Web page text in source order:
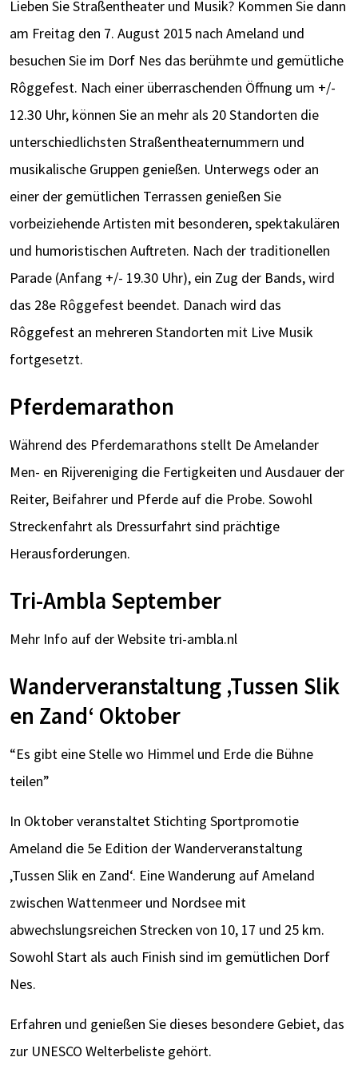
Lieben Sie Straßentheater und Musik? Kommen Sie dann
am Freitag den 7. August 2015 nach Ameland und
besuchen Sie im Dorf Nes das berühmte und gemütliche
Rôggefest. Nach einer überraschenden Öffnung um +/-
12.30 Uhr, können Sie an mehr als 20 Standorten die
unterschiedlichsten Straßentheaternummern und
musikalische Gruppen genießen. Unterwegs oder an
einer der gemütlichen Terrassen genießen Sie
vorbeiziehende Artisten mit besonderen, spektakulären
und humoristischen Auftreten. Nach der traditionellen
Parade (Anfang +/- 19.30 Uhr), ein Zug der Bands, wird
das 28e Rôggefest beendet. Danach wird das
Rôggefest an mehreren Standorten mit Live Musik
fortgesetzt.
Pferdemarathon
Während des Pferdemarathons stellt De Amelander
Men- en Rijvereniging die Fertigkeiten und Ausdauer der
Reiter, Beifahrer und Pferde auf die Probe. Sowohl
Streckenfahrt als Dressurfahrt sind prächtige
Herausforderungen.
Tri-Ambla September
Mehr Info auf der Website tri-ambla.nl
Wanderveranstaltung ‚Tussen Slik
en Zand‘ Oktober
“Es gibt eine Stelle wo Himmel und Erde die Bühne
teilen”
In Oktober veranstaltet Stichting Sportpromotie
Ameland die 5e Edition der Wanderveranstaltung
‚Tussen Slik en Zand‘. Eine Wanderung auf Ameland
zwischen Wattenmeer und Nordsee mit
abwechslungsreichen Strecken von 10, 17 und 25 km.
Sowohl Start als auch Finish sind im gemütlichen Dorf
Nes.
Erfahren und genießen Sie dieses besondere Gebiet, das
zur UNESCO Welterbeliste gehört.